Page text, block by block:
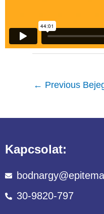
← Previous
Kapcsolat:
30-9820-797